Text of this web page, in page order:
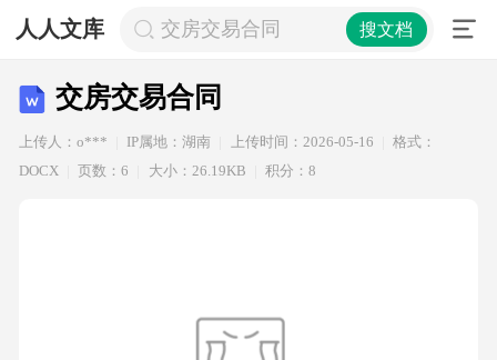
人人文库 交房交易合同 搜文档
交房交易合同
上传人：o*** IP属地：湖南 上传时间：2026-05-16
格式：
DOCX
页数：6 大小：26.19KB 积分：8